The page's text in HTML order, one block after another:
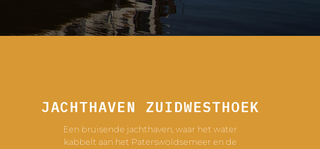
JACHTHAVEN ZUIDWESTHOEK
Een bruisende jachthaven, waar het water
kabbelt aan het Paterswoldsemeer en de